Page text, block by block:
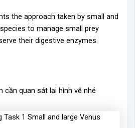
the approach taken by small and
to manage small prey
their digestive enzymes.
cần quan sát lại hình vẽ nhé